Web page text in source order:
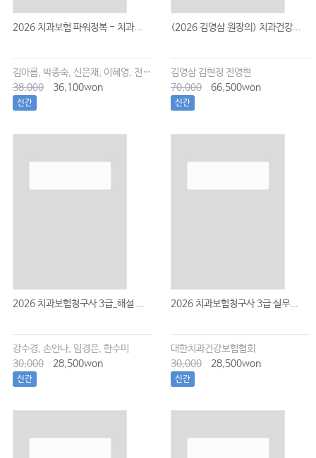
2026 치과보험 파워정복 - 치과...
김아름, 박종숙, 신은채, 이혜영, 전서현
38,000
36,100won
신간
(2026 김영삼 원장의) 치과건강...
김영삼 김현정 전영현
70,000
66,500won
신간
2026 치과보험청구사 3급_해설 ...
강수경, 손안나, 임경은, 한수미
30,000
28,500won
신간
2026 치과보험청구사 3급 실무...
대한치과건강보험협회
30,000
28,500won
신간